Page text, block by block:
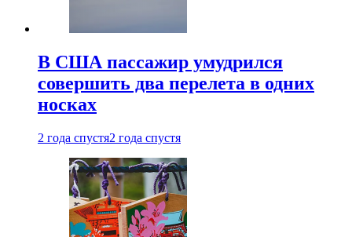
В США пассажир умудрился
совершить два перелета в одних
носках
2 года спустя2 года спустя